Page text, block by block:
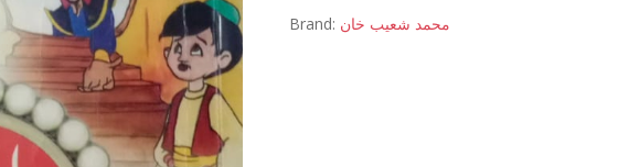
Brand: محمد شعیب خان